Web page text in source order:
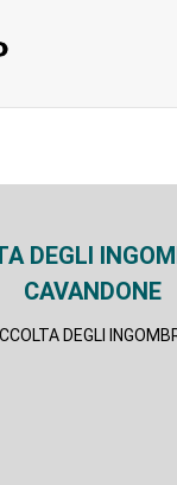
DEGLI
CAVANDONE
DEGLI